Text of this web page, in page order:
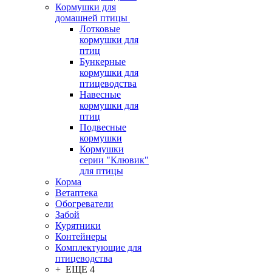
Кормушки для
домашней птицы
Лотковые
кормушки для
птиц
Бункерные
кормушки для
птицеводства
Навесные
кормушки для
птиц
Подвесные
кормушки
Кормушки
серии "Клювик"
для птицы
Корма
Ветаптека
Обогреватели
Забой
Курятники
Контейнеры
Комплектующие для
птицеводства
+ ЕЩЕ 4